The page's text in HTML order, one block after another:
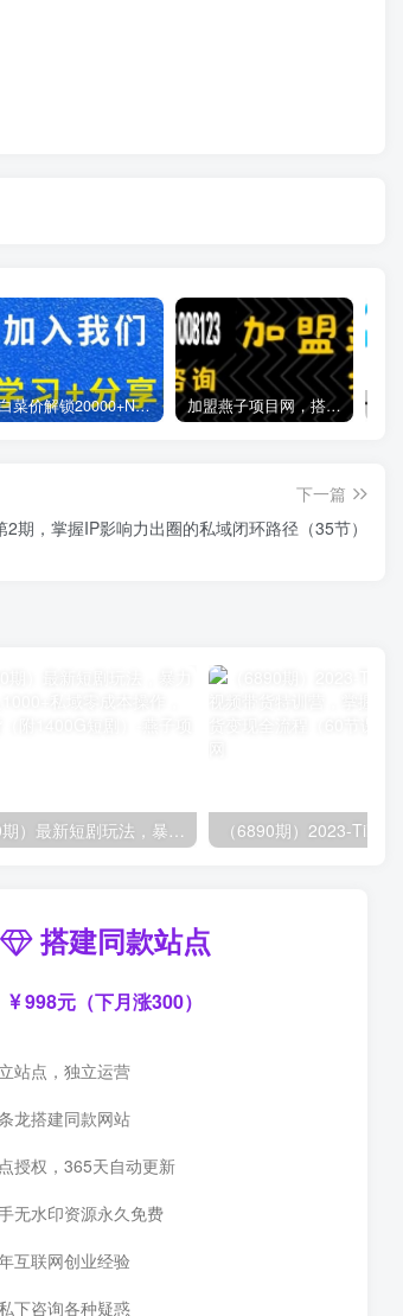
白菜价解锁20000+N个赚钱机会，加入燕子项目网会员，全站资源免费学习。 加盟燕子项目网，搭建同款项目资源站，实现日入2000+
下一篇
2期，掌握IP影响力出圈的私域闭环路径（35节）
（9420期）最新短剧玩法，暴力变现日入1000+私域零成本操作，全程干货（附1400G短剧）
搭建同款站点
998元（下月涨300）
站点，独立运营
龙搭建同款网站
授权，365天自动更新
无水印资源永久免费
互联网创业经验
下咨询各种疑惑